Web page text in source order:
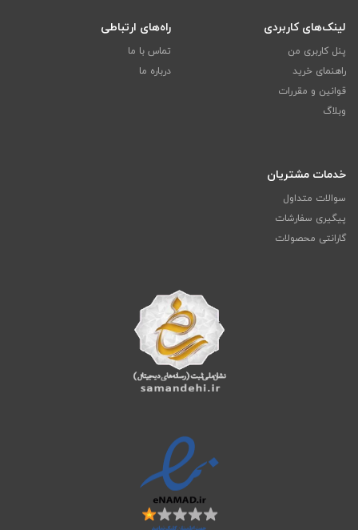
لینک‌های کاربردی
پنل کاربری من
راهنمای خرید
قوانین و مقررات
وبلاگ
راه‌های ارتباطی
تماس با ما
درباره ما
خدمات مشتریان
سوالات متداول
پیگیری سفارشات
گارانتی محصولات